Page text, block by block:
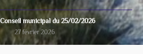
municipal du 25/02/2026
27 février 2026